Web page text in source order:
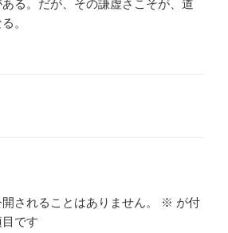
る。だが、その謙虚さこそが、道
。
されることはありません。 ※ が付
です